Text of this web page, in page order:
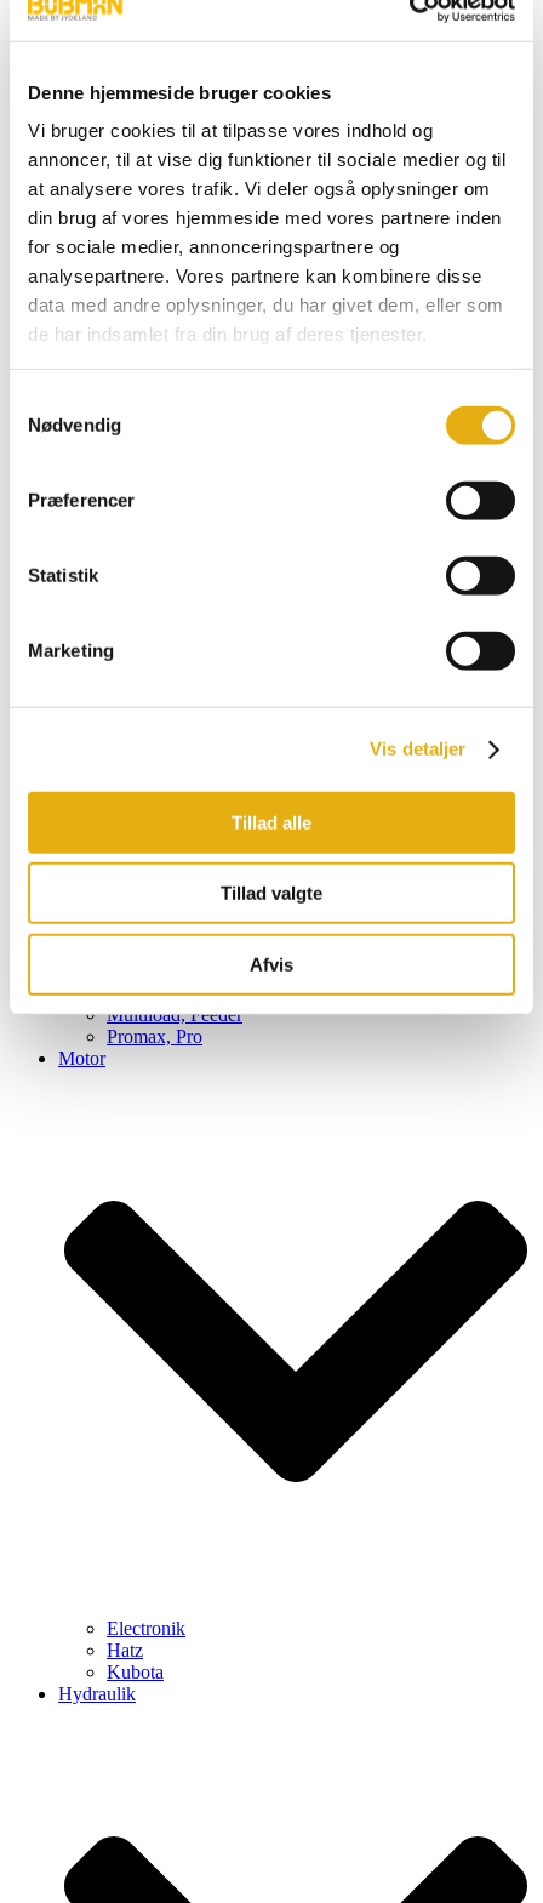
Denne hjemmeside bruger cookies
Vi bruger cookies til at tilpasse vores indhold og
annoncer, til at vise dig funktioner til sociale medier og til
at analysere vores trafik. Vi deler også oplysninger om
din brug af vores hjemmeside med vores partnere inden
for sociale medier, annonceringspartnere og
analysepartnere. Vores partnere kan kombinere disse
data med andre oplysninger, du har givet dem, eller som
de har indsamlet fra din brug af deres tjenester.
Nødvendig
Præferencer
Statistik
Marketing
Vis detaljer
Tillad alle
Tillad valgte
Afvis
Frontload, FL
Selfload, SL
Powerlead
Multiload, Feeder
Promax, Pro
Super, S
Powerlead
Multiload, Feeder
Promax, Pro
Motor
Electronik
Hatz
Kubota
Hydraulik